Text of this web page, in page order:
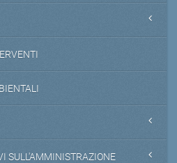
SULL'AMMINISTRAZIONE